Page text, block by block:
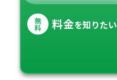
無
料 料金を知りたい